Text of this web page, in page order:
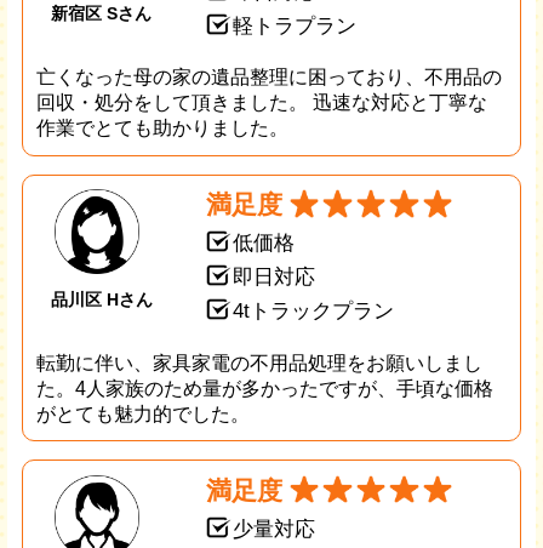
新宿区 Sさん
軽トラプラン
亡くなった母の家の遺品整理に困っており、不用品の
回収・処分をして頂きました。 迅速な対応と丁寧な
作業でとても助かりました。
品川区 Hさん
満足度
低価格
即日対応
4tトラックプラン
転勤に伴い、家具家電の不用品処理をお願いしまし
た。4人家族のため量が多かったですが、手頃な価格
がとても魅力的でした。
満足度
少量対応